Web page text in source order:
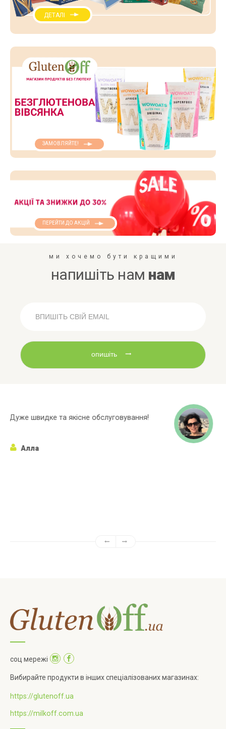
ДЕТАЛІ
ЗАМОВЛЯЙТЕ!
ПЕРЕЙТИ ДО АКЦІЙ
ми хочемо бути кращими
напишіть нам нам
опишіть
Широкий асортиментний ряд, багато
соц мережі
Вибирайте продукти в інших спеціалізованих магазинах:
https://glutenoff.ua
https://milkoff.com.ua